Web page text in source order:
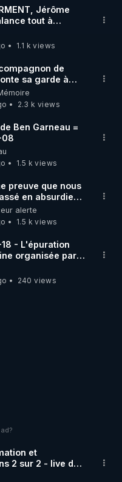
de méditation et
code
Jérôme
tout à
!
1.1 k views
de
sa garde à
PARTAGEZ!
2.3 k views
Ben Garneau =
1.5 k views
preuve que nous
en absurdie
qui veut faire
!
alerte
1.5 k views
18 - L'épuration
organisée par
la truelle
240 views
et
2 sur 2 - live du